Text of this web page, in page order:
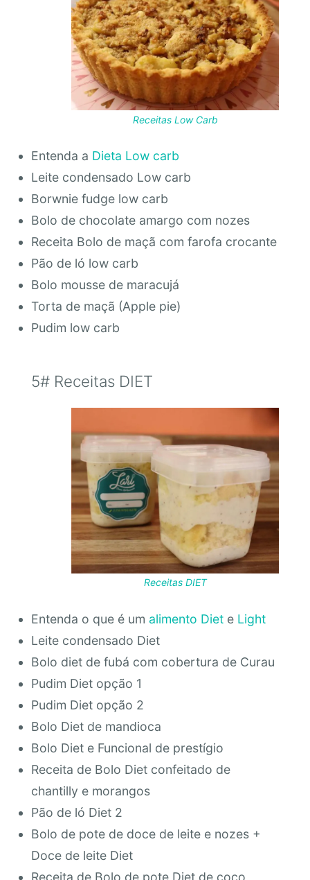
Receitas Low Carb
Entenda a Dieta Low carb
Leite condensado Low carb
Borwnie fudge low carb
Bolo de chocolate amargo com nozes
Receita Bolo de maçã com farofa crocante
Pão de ló low carb
Bolo mousse de maracujá
Torta de maçã (Apple pie)
Pudim low carb
5# Receitas DIET
Receitas DIET
Entenda o que é um alimento Diete Light
Leite condensado Diet
Bolo diet de fubá com cobertura de Curau
Pudim Diet opção 1
Pudim Diet opção 2
Bolo Diet de mandioca
Bolo Diet e Funcional de prestígio
Receita de Bolo Diet confeitado de
chantilly e morangos
Pão de ló Diet 2
Bolo de pote de doce de leite e nozes +
Doce de leite Diet
Receita de Bolo de pote Diet de coco